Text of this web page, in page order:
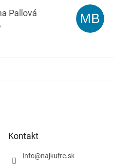
Pallová
obchodu je 5 z 5 hviezdičiek.
MB
Kontakt
info@najkufre.sk